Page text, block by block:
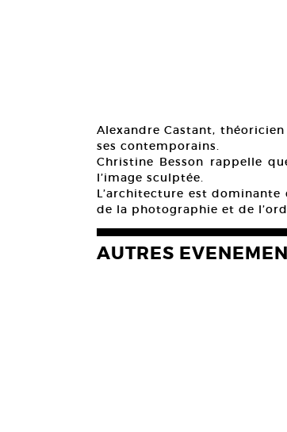
Alexandre Castant, théoricien
ses contemporains.
Christine Besson rappelle
l’image sculptée.
L’architecture est
de la photographie et de
AUTRES